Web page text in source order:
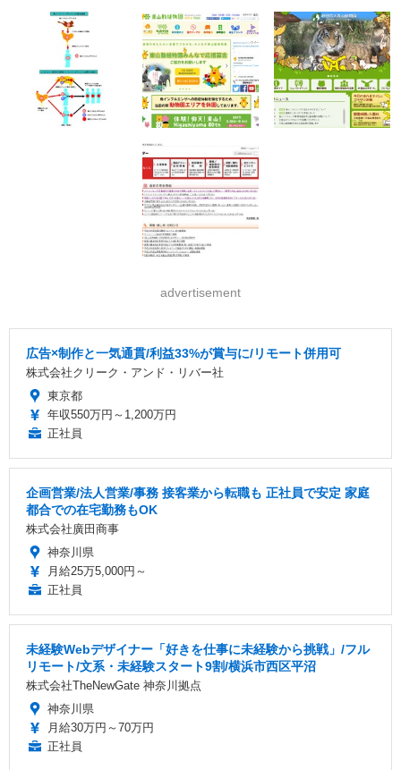
advertisement
広告×制作と一気通貫/利益33%が賞与に/リモート併用可
株式会社クリーク・アンド・リバー社
東京都
年収550万円～1,200万円
正社員
企画営業/法人営業/事務 接客業から転職も 正社員で安定 家庭
都合での在宅勤務もOK
株式会社廣田商事
神奈川県
月給25万5,000円～
正社員
未経験Webデザイナー「好きを仕事に未経験から挑戦」/フル
リモート/文系・未経験スタート9割/横浜市西区平沼
株式会社TheNewGate 神奈川拠点
神奈川県
月給30万円～70万円
正社員